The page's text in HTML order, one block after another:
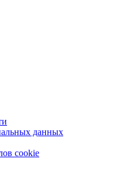
данных
cookie